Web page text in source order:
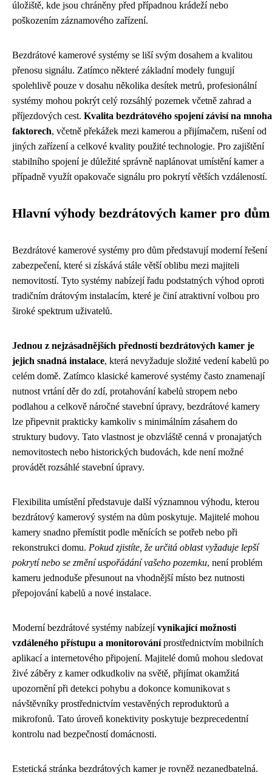
úložiště, kde jsou chráněny před případnou krádeží nebo
poškozením záznamového zařízení.
Bezdrátové kamerové systémy se liší svým dosahem a kvalitou
přenosu signálu. Zatímco některé základní modely fungují
spolehlivě pouze v dosahu několika desítek metrů, profesionální
systémy mohou pokrýt celý rozsáhlý pozemek včetně zahrad a
příjezdových cest. Kvalita bezdrátového spojení závisí na mnoha
faktorech, včetně překážek mezi kamerou a přijímačem, rušení od
jiných zařízení a celkové kvality použité technologie. Pro zajištění
stabilního spojení je důležité správně naplánovat umístění kamer a
případně využít opakovače signálu pro pokrytí větších vzdáleností.
Hlavní výhody bezdrátových kamer pro dům
Bezdrátové kamerové systémy pro dům představují moderní řešení
zabezpečení, které si získává stále větší oblibu mezi majiteli
nemovitostí. Tyto systémy nabízejí řadu podstatných výhod oproti
tradičním drátovým instalacím, které je činí atraktivní volbou pro
široké spektrum uživatelů.
Jednou z nejzásadnějších předností bezdrátových kamer je
jejich snadná instalace, která nevyžaduje složité vedení kabelů po
celém domě. Zatímco klasické kamerové systémy často znamenají
nutnost vrtání děr do zdí, protahování kabelů stropem nebo
podlahou a celkově náročné stavební úpravy, bezdrátové kamery
lze připevnit prakticky kamkoliv s minimálním zásahem do
struktury budovy. Tato vlastnost je obzvláště cenná v pronajatých
nemovitostech nebo historických budovách, kde není možné
provádět rozsáhlé stavební úpravy.
Flexibilita umístění představuje další významnou výhodu, kterou
bezdrátový kamerový systém na dům poskytuje. Majitelé mohou
kamery snadno přemístit podle měnících se potřeb nebo při
rekonstrukci domu. Pokud zjistíte, že určitá oblast vyžaduje lepší
pokrytí nebo se změní uspořádání vašeho pozemku, není problém
kameru jednoduše přesunout na vhodnější místo bez nutnosti
přepojování kabelů a nové instalace.
Moderní bezdrátové systémy nabízejívynikající možnosti
vzdáleného přístupu a monitorováníprostřednictvím mobilních
aplikací a internetového připojení. Majitelé domů mohou sledovat
živé záběry z kamer odkudkoliv na světě, přijímat okamžitá
upozornění při detekci pohybu a dokonce komunikovat s
návštěvníky prostřednictvím vestavěných reproduktorů a
mikrofonů. Tato úroveň konektivity poskytuje bezprecedentní
kontrolu nad bezpečností domácnosti.
Estetická stránka bezdrátových kamer je rovněž nezanedbatelná.